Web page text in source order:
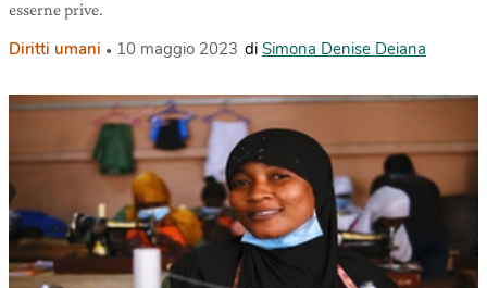
esserne prive.
Diritti umani 10 maggio 2023 di Simona Denise Deiana